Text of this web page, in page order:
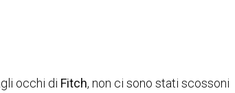
occhi di Fitch, non ci sono stati scossoni